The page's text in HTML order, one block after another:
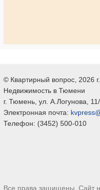
© Квартирный вопрос , 2026 г.
Недвижимость в Тюмени
г. Тюмень , ул. А.Логунова,
Электронная почта:
Телефон: (3452) 500-010
Все права защищены. Сайт